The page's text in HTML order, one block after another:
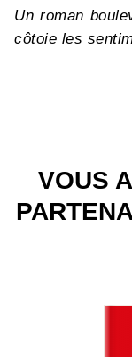
Un roman
côtoie les
VOUS